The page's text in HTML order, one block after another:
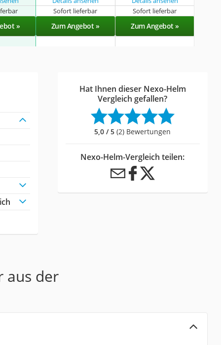
Sofort lieferbar
Sofort lieferbar
» Zum Angebot » Zum Angebot »
Hat Ihnen dieser Nexo-Helm
Vergleich gefallen?
5,0 / 5 (2) Bewertungen
Nexo-Helm-Vergleich teilen:
aus der